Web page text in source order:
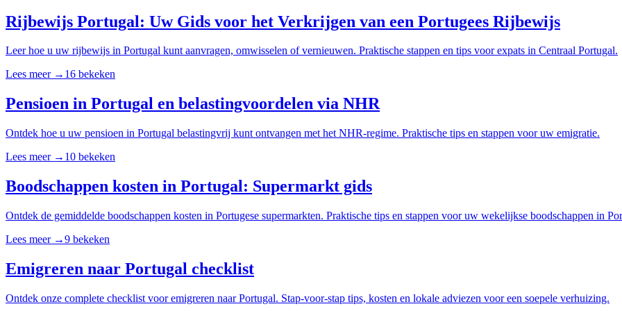
Rijbewijs Portugal: Uw Gids voor het Verkrijgen van een Portugees Rijbewijs
Leer hoe u uw rijbewijs in Portugal kunt aanvragen, omwisselen of vernieuwen. Praktische stappen en tips voor expats in Centraal Portugal.
Lees meer→ 16 bekeken
Pensioen in Portugal en belastingvoordelen via NHR
Ontdek hoe u uw pensioen in Portugal belastingvrij kunt ontvangen met het NHR-regime. Praktische tips en stappen voor uw emigratie.
Lees meer→ 10 bekeken
Boodschappen kosten in Portugal: Supermarkt gids
Ontdek de gemiddelde boodschappen kosten in Portugese supermarkten. Praktische tips en stappen voor uw wekelijkse boodschappen in
Lees meer→9 bekeken
Emigreren naar Portugal checklist
Ontdek onze complete checklist voor emigreren naar Portugal. Stap-voor-stap tips, kosten en lokale adviezen voor een soepele verhuizing.